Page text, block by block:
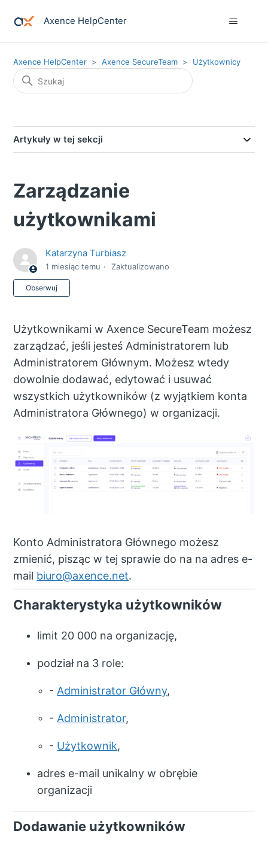
Axence HelpCenter
Axence HelpCenter Axence SecureTeam Użytkownicy
Artykuły w tej sekcji
Zarządzanie
użytkownikami
Katarzyna Turbiasz
1 miesiąc temu Zaktualizowano
Obserwuj
Użytkownikami w Axence SecureTeam możesz
zarządzać, jeśli jesteś Administratorem lub
Administratorem Głównym. Możesz wtedy
dowolnie dodawać, edytować i usuwać
wszystkich użytkowników (z wyjątkiem konta
Administratora Głównego) w organizacji.
Konto Administratora Głównego możesz
zmienić, pisząc w tej sprawie do na na adres e-
mail biuro@axence.net.
Charakterystyka użytkowników
limit 20 000 na organizację,
podział na 3 role:
- Administrator Główny,
- Administrator,
- Użytkownik,
adres e-mail unikalny w obrębie
organizacji
Dodawanie użytkowników